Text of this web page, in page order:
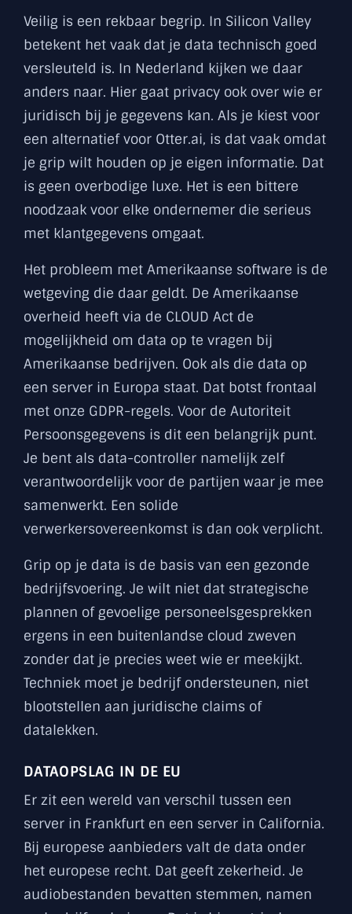
Veilig is een rekbaar begrip. In Silicon Valley
betekent het vaak dat je data technisch goed
versleuteld is. In Nederland kijken we daar
anders naar. Hier gaat privacy ook over wie er
juridisch bij je gegevens kan. Als je kiest voor
een alternatief voor Otter.ai, is dat vaak omdat
je grip wilt houden op je eigen informatie. Dat
is geen overbodige luxe. Het is een bittere
noodzaak voor elke ondernemer die serieus
met klantgegevens omgaat.
Het probleem met Amerikaanse software is de
wetgeving die daar geldt. De Amerikaanse
overheid heeft via de CLOUD Act de
mogelijkheid om data op te vragen bij
Amerikaanse bedrijven. Ook als die data op
een server in Europa staat. Dat botst frontaal
met onze GDPR-regels. Voor de Autoriteit
Persoonsgegevens is dit een belangrijk punt.
Je bent als data-controller namelijk zelf
verantwoordelijk voor de partijen waar je mee
samenwerkt. Een solide
verwerkersovereenkomst is dan ook verplicht.
Grip op je data is de basis van een gezonde
bedrijfsvoering. Je wilt niet dat strategische
plannen of gevoelige personeelsgesprekken
ergens in een buitenlandse cloud zweven
zonder dat je precies weet wie er meekijkt.
Techniek moet je bedrijf ondersteunen, niet
blootstellen aan juridische claims of
datalekken.
DATAOPSLAG IN DE EU
Er zit een wereld van verschil tussen een
server in Frankfurt en een server in California.
Bij europese aanbieders valt de data onder
het europese recht. Dat geeft zekerheid. Je
audiobestanden bevatten stemmen, namen